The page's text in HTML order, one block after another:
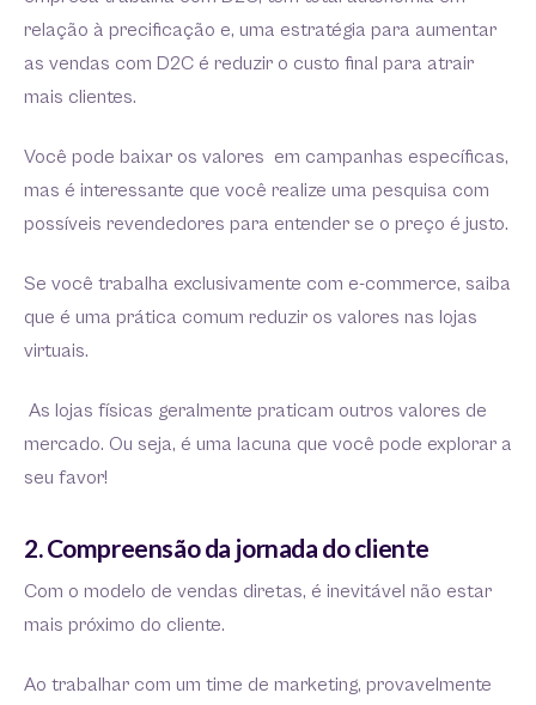
relação à precificação e, uma estratégia para aumentar
as vendas com D2C é reduzir o custo final para atrair
mais clientes.
Você pode baixar os valores em campanhas específicas,
mas é interessante que você realize uma pesquisa com
possíveis revendedores para entender se o preço é justo.
Se você trabalha exclusivamente com e-commerce, saiba
que é uma prática comum reduzir os valores nas lojas
virtuais.
As lojas físicas geralmente praticam outros valores de
mercado. Ou seja, é uma lacuna que você pode explorar a
seu favor!
2. Compreensão da jornada do cliente
Com o modelo de vendas diretas, é inevitável não estar
mais próximo do cliente.
Ao trabalhar com um time de marketing, provavelmente